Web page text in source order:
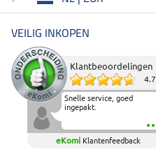
VEILIG INKOPEN
Klantbeoordelingen
4.7
Snelle service, goed
ingepakt.
eKomi Klantenfeedback